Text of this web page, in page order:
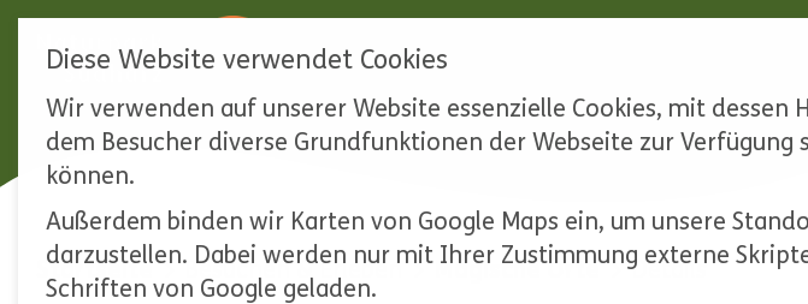
Diese Website verwendet Cookies
Wir verwenden auf unserer Website essenzielle Cookies, mit dessen
dem Besucher diverse Grundfunktionen der Webseite zur Verfügung
können.
Außerdem binden wir Karten von Google Maps ein, um unsere
darzustellen. Dabei werden nur mit Ihrer Zustimmung externe
Schriften von Google geladen.
Navigation
überspringen
Startseite Besuchen & Erleben Magische Orte Details